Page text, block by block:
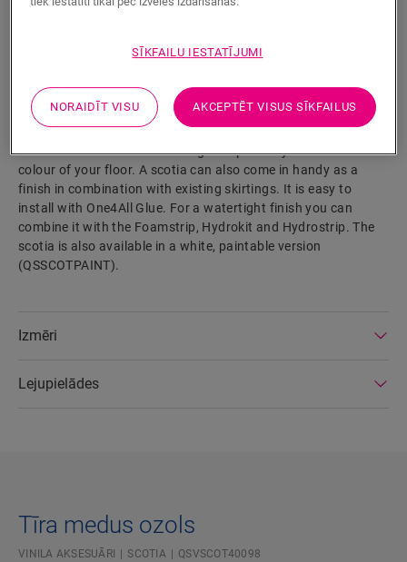
MEKLĒT
Izstrādājuma parametri
This scotia is a discrete skirting that perfectly matches the
colour of your floor. A scotia can also come in handy as a
finish in combination with existing skirtings. It is easy to
install with One4All Glue. For a watertight finish you can
combine it with the Foamstrip, Hydrokit and Hydrostrip. The
scotia is also available in a white, paintable version
(QSSCOTPAINT).
Izmēri
Lejupielādes
Tīra medus ozols
VINILA AKSESUĀRI SCOTIA QSVSCOT40098
SĪKFAILU IESTATĪJUMI
NORAIDĪT VISU AKCEPTĒT VISUS SĪKFAILUS